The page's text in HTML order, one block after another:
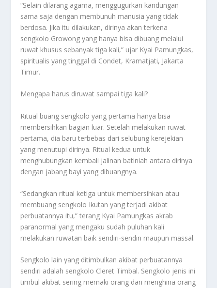
“Selain dilarang agama, menggugurkan kandungan
sama saja dengan membunuh manusia yang tidak
berdosa. Jika itu dilakukan, dirinya akan terkena
sengkolo Growong yang hanya bisa dibuang melalui
ruwat khusus sebanyak tiga kali,” ujar Kyai Pamungkas,
spiritualis yang tinggal di Condet, Kramatjati, Jakarta
Timur.
Mengapa harus diruwat sampai tiga kali?
Ritual buang sengkolo yang pertama hanya bisa
membersihkan bagian luar. Setelah melakukan ruwat
pertama, dia baru terbebas dari selubung kerejekian
yang menutupi dirinya. Ritual kedua untuk
menghubungkan kembali jalinan batiniah antara dirinya
dengan jabang bayi yang dibuangnya.
“Sedangkan ritual ketiga untuk membersihkan atau
membuang sengkolo Ikutan yang terjadi akibat
perbuatannya itu,” terang Kyai Pamungkas akrab
paranormal yang mengaku sudah puluhan kali
melakukan ruwatan baik sendiri-sendiri maupun massal.
Sengkolo lain yang ditimbulkan akibat perbuatannya
sendiri adalah sengkolo Cleret Timbal. Sengkolo jenis ini
timbul akibat sering memaki orang dan menghina orang